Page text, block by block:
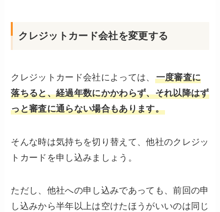
クレジットカード会社を変更する
クレジットカード会社によっては、 一度審査に
落ちると、経過年数にかかわらず、それ以降はず
っと審査に通らない場合もあります。
そんな時は気持ちを切り替えて、他社のクレジッ
トカードを申し込みましょう。
ただし、他社への申し込みであっても、前回の申
し込みから半年以上は空けたほうがいいのは同じ